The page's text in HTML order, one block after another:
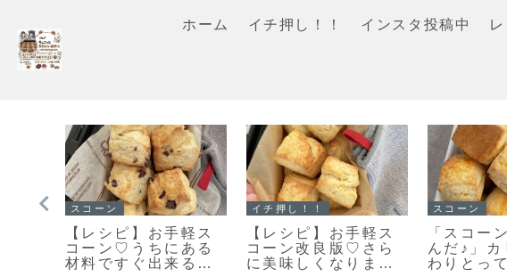
ホーム イチ押し！！ インスタ投稿中
イチ押し！！
「栗のマフィン」ま
るで栗のバターケー
キ🌰しっとり美味し
マフィン
すぐに作れる♥食べら
れる♥濃厚ガトーショ
コラマフィン作りま
スコーン
手軽に作
美味しい
キレイな